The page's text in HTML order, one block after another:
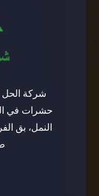
شركة الحل
حشرات في
النمل، بق